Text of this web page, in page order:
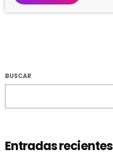
BUSCAR
Entradas recientes